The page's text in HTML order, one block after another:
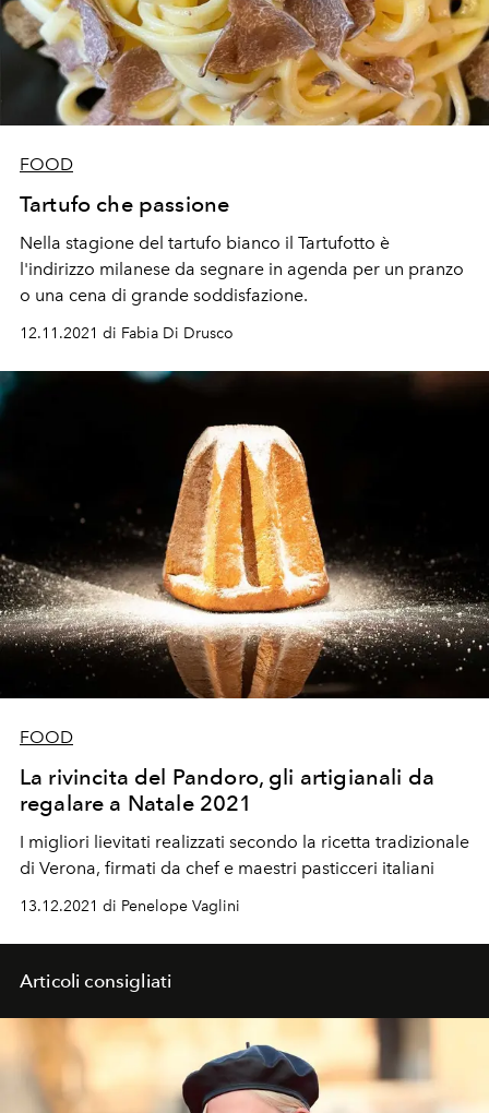
FOOD
Tartufo che passione
Nella stagione del tartufo bianco il Tartufotto è
l'indirizzo milanese da segnare in agenda per un pranzo
o una cena di grande soddisfazione.
12.11.2021 di Fabia Di Drusco
FOOD
La rivincita del Pandoro, gli artigianali da
regalare a Natale 2021
I migliori lievitati realizzati secondo la ricetta tradizionale
di Verona, firmati da chef e maestri pasticceri italiani
13.12.2021 di Penelope Vaglini
Articoli consigliati